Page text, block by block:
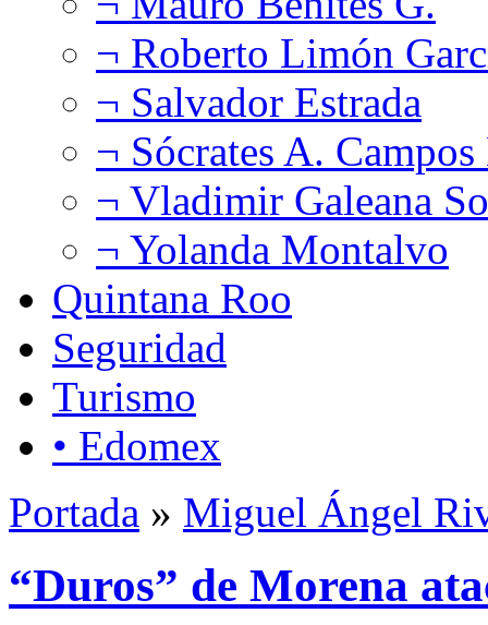
¬ Roberto Limón
¬ Salvador Estrada
¬ Sócrates A.
¬ Vladimir Galeana
¬ Yolanda Montalvo
Quintana Roo
Seguridad
Turismo
• Edomex
Portada » Miguel Ángel
“Duros” de Morena